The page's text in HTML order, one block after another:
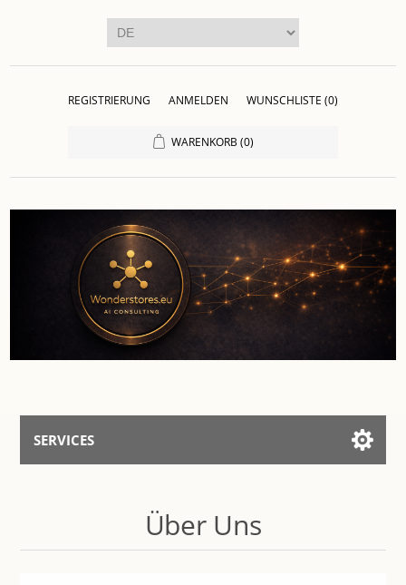
REGISTRIERUNG ANMELDEN WUNSCHLISTE (0)
WARENKORB (0)
SERVICES
Mit dem Assistenten sprechen
Über Uns